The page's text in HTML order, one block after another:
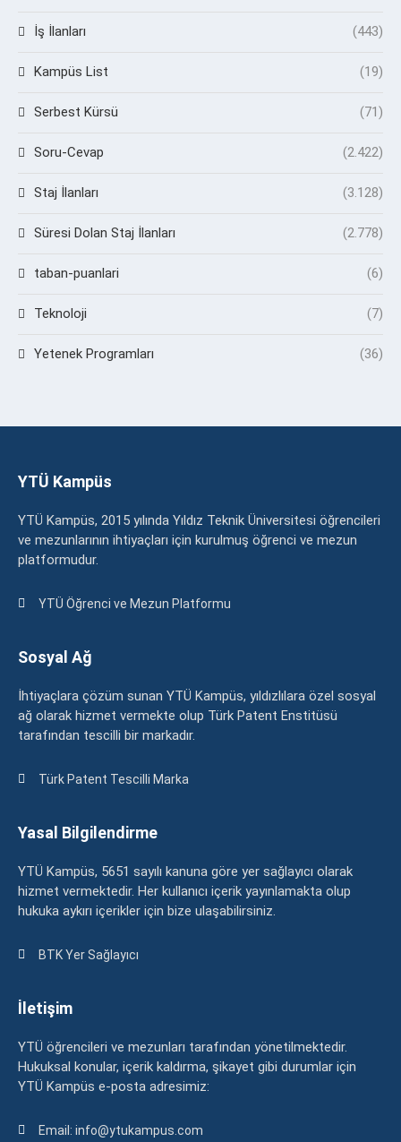
İş İlanları (443)
Kampüs List (19)
Serbest Kürsü (71)
Soru-Cevap (2.422)
Staj İlanları (3.128)
Süresi Dolan Staj İlanları (2.778)
taban-puanlari (6)
Teknoloji (7)
Yetenek Programları (36)
YTÜ Kampüs
YTÜ Kampüs, 2015 yılında Yıldız Teknik Üniversitesi öğrencileri
ve mezunlarının ihtiyaçları için kurulmuş öğrenci ve mezun
platformudur.
YTÜ Öğrenci ve Mezun Platformu
Sosyal Ağ
İhtiyaçlara çözüm sunan YTÜ Kampüs, yıldızlılara özel sosyal
ağ olarak hizmet vermekte olup Türk Patent Enstitüsü
tarafından tescilli bir markadır.
Türk Patent Tescilli Marka
Yasal Bilgilendirme
YTÜ Kampüs, 5651 sayılı kanuna göre yer sağlayıcı olarak
hizmet vermektedir. Her kullanıcı içerik yayınlamakta olup
hukuka aykırı içerikler için bize ulaşabilirsiniz.
BTK Yer Sağlayıcı
İletişim
YTÜ öğrencileri ve mezunları tarafından yönetilmektedir.
Hukuksal konular, içerik kaldırma, şikayet gibi durumlar için
YTÜ Kampüs e-posta adresimiz:
Email: info@ytukampus.com